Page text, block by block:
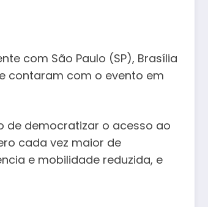
com São Paulo (SP), Brasília
contaram com o evento em
de democratizar o acesso ao
cada vez maior de
e mobilidade reduzida, e